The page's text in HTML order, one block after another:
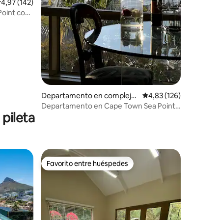
promedio: 4,97 de 5. 142 evaluaciones
4,97 (142)
con
Departamento en complejo
residencial en Ciudad del Ca
Calificación promedio:
4,83 (126)
Departamento en Cape Town Sea Point
pileta
Favorito entre huéspedes
Favorito entre huéspedes